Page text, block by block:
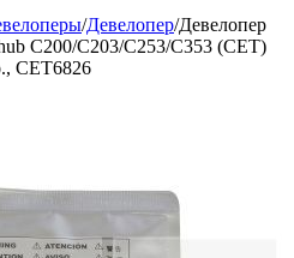
/Девелопер/Девелопер
C200/C203/C253/C353 (CET)
CET6826